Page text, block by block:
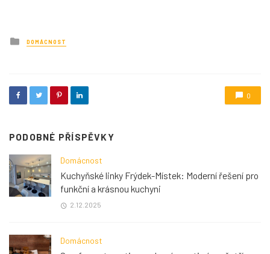
Posted
in
DOMÁCNOST
0
PODOBNÉ PŘÍSPĚVKY
Domácnost
Kuchyňské linky Frýdek-Místek: Moderní řešení pro
funkční a krásnou kuchyni
2.12.2025
Domácnost